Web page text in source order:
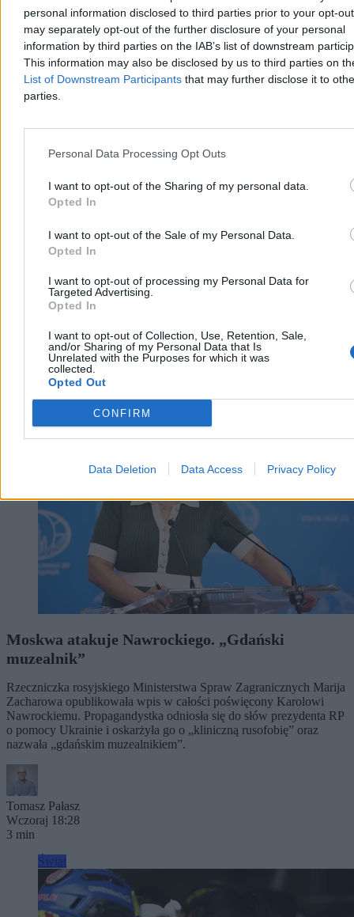
personal information disclosed to third parties prior to your opt-
may separately opt-out of the further disclosure of your personal
information by third parties on the IAB’s list of downstream
This information may also be disclosed by us to third parties on
List of Downstream Participants that may further disclose it to
parties.
Personal Data Processing Opt Outs
I want to opt-out of the Sharing of my personal data.
Opted In
I want to opt-out of the Sale of my Personal Data.
Opted In
I want to opt-out of processing my Personal Data for
Targeted Advertising.
Opted In
I want to opt-out of Collection, Use, Retention, Sale,
and/or Sharing of my Personal Data that Is
Unrelated with the Purposes for which it was
collected.
Opted Out
CONFIRM
Data Deletion Data Access Privacy Policy
Katarzyna Niewiadoma-Phinney (Canyon-SRAM) wygrała 7. etap
Tour de France Kobiet, kończący się na szczycie Mont Ventoux, i
została nową liderką klasyfikacji generalnej. To jej pierwsze
etapowe zwycięstwo od 2019 r. Ósma na etapie była Dominika
Włodarczyk (UAE Team ADQ), tracąc 3 minuty i 26 sekund.
Reklama
Świat
Moskwa atakuje Nawrockiego. „Gdański
muzealnik”
Rzeczniczka rosyjskiego Ministerstwa Spraw Zagranicznych Marija
Zacharowa opublikowała wpis w całości poświęcony Karolowi
Nawrockiemu. Propagandystka odniosła się do słów prezydenta RP
o pomocy Ukrainie i oskarżyła go o „kliniczną rusofobię” oraz
nazwała „gdańskim muzealnikiem”.
Tomasz Pałasz
Wczoraj 18:28
3 min